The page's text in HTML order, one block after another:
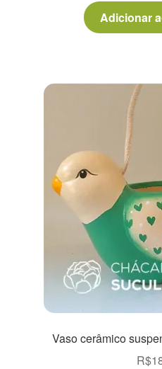
Adicionar
Vaso cerâmico
R$